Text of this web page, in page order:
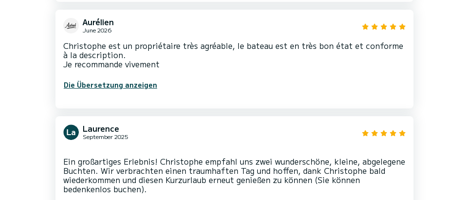
Aurélien
June 2026
Christophe est un propriétaire très agréable, le bateau est en très bon état et conforme
à la description.
Je recommande vivement
Die Übersetzung anzeigen
Laurence
September 2025
Ein großartiges Erlebnis! Christophe empfahl uns zwei wunderschöne, kleine, abgelegene
Buchten. Wir verbrachten einen traumhaften Tag und hoffen, dank Christophe bald
wiederkommen und diesen Kurzurlaub erneut genießen zu können (Sie können